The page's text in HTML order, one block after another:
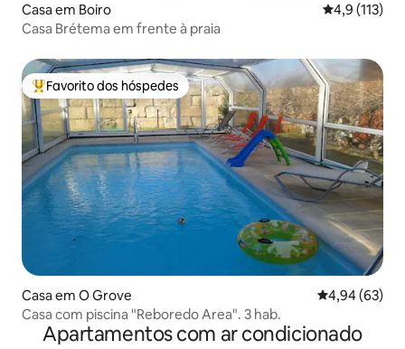
Casa em Boiro
4,9 (113)
Casa Brétema em frente à praia
Favoritos dos hóspedes mais apreciados
Favorito dos hóspedes
Casa em O Grove Classificação
4,94 (63)
Casa com piscina "Reboredo Area". 3 hab.
Apartamentos com ar condicionado